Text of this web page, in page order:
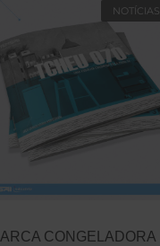
NOTÍCIAS
ARCA CONGELADORA